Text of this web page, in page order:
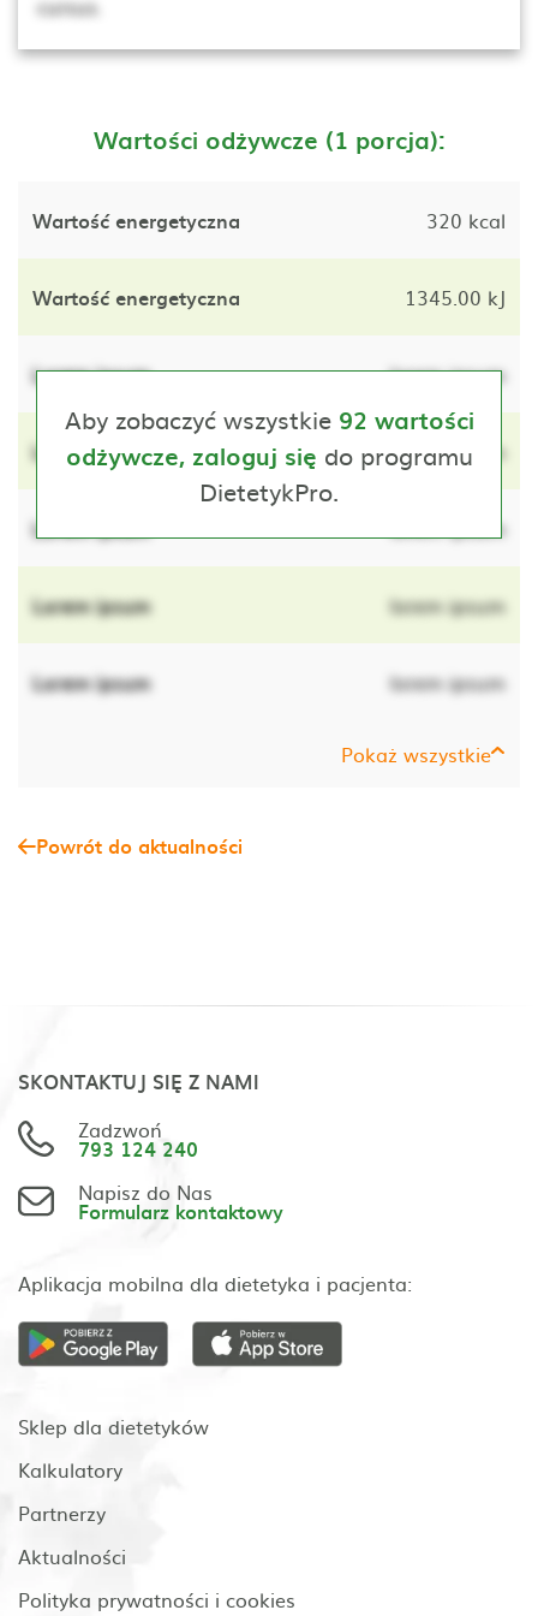
cursus.
Wartości odżywcze (1 porcja):
Wartość energetyczna 320 kcal
Wartość energetyczna 1345.00 kJ
Lorem ipsum lorem ipsum
Lorem ipsum lorem ipsum
Lorem ipsum lorem ipsum
Lorem ipsum lorem ipsum
Lorem ipsum lorem ipsum
Pokaż wszystkie
Aby zobaczyć wszystkie 92 wartości
odżywcze, zaloguj się do programu
DietetykPro.
Powrót do aktualności
SKONTAKTUJ SIĘ Z NAMI
Zadzwoń
793 124 240
Napisz do Nas
Formularz kontaktowy
Aplikacja mobilna dla dietetyka i pacjenta:
Sklep dla dietetyków
Kalkulatory
Partnerzy
Aktualności
Polityka prywatności i cookies